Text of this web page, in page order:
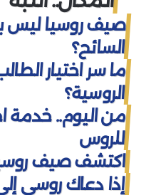
صيف روسيا ليس
السائح؟
ما سر اختيار
الروسية؟
من اليوم.. خدمة
للروس
اكتشف صيف
إذا دعاك روسي